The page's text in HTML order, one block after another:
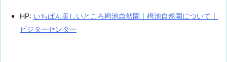
HP: いちばん美しいところ栂池自然園｜栂池自然園について｜
ビジターセンター